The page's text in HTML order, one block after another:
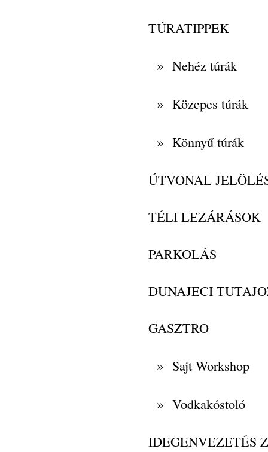
TÚRATIPPEK
» Nehéz túrák
» Közepes túrák
» Könnyű túrák
ÚTVONAL
TÉLI LEZÁRÁSOK
PARKOLÁS
DUNAJECI
GASZTRO
» Sajt Workshop
» Vodkakóstoló
IDEGENVEZETÉS